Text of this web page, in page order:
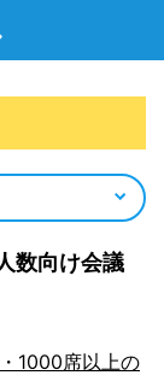
数向け会議
1000席以上の